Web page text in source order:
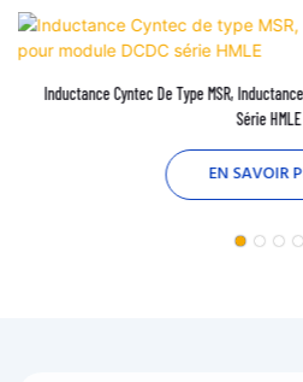
Inductance Cyntec De Type MSR,
Série HMLE
EN SAVOIR